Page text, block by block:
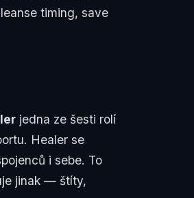
timing, save
jedna ze šesti rolí
Healer se
i sebe. To
jinak — štíty,